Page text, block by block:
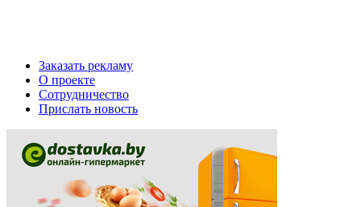
Заказать рекламу
О проекте
Сотрудничество
Прислать новость